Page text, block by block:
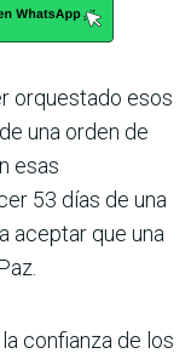
orquestado esos
una orden de
esas
53 días de una
aceptar que una
confianza de los